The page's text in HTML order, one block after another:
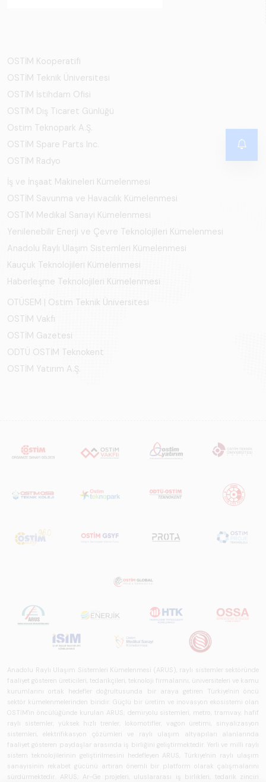
OSTİM Kooperatifi
OSTİM Teknik Üniversitesi
OSTİM İstihdam Ofisi
OSTİM Dış Ticaret Günlüğü
Ostim Teknopark A.Ş.
OSTİM Spare Parts Inc.
OSTİM Radyo
İş ve İnşaat Makineleri Kümelenmesi
OSTİM Savunma ve Havacılık Kümelenmesi
OSTİM Medikal Sanayi Kümelenmesi
Yenilenebilir Enerji ve Çevre Teknolojileri Kümelenmesi
Anadolu Raylı Ulaşım Sistemleri Kümelenmesi
Kauçuk Teknolojileri Kümelenmesi
Haberleşme Teknolojileri Kümelenmesi
OTÜSEM | Ostim Teknik Üniversitesi
OSTİM Vakfı
OSTİM Gazetesi
ODTÜ OSTİM Teknokent
OSTİM Yatırım A.Ş.
Anadolu Raylı Ulaşım Sistemleri Kümelenmesi (ARUS), raylı sistemler sektöründe
faaliyet gösteren üreticileri, tedarikçileri, teknoloji firmalarını, üniversiteleri ve kamu
kurumlarını ortak hedefler doğrultusunda bir araya getiren Türkiye'nin öncü
sektör kümelenmelerinden biridir. Güçlü bir üretim ve inovasyon ekosistemi olan
OSTİM'in öncülüğünde kurulan ARUS; demiryolu sistemleri, metro, tramvay, hafif
raylı sistemler, yüksek hızlı trenler, lokomotifler, vagon üretimi, sinyalizasyon
sistemleri, elektrifikasyon çözümleri ve raylı ulaşım altyapıları alanlarında
faaliyet gösteren paydaşlar arasında iş birliğini geliştirmektedir. Yerli ve milli raylı
sistem teknolojilerinin geliştirilmesini hedefleyen ARUS, Türkiye'nin raylı ulaşım
sanayisinin rekabet gücünü artıran önemli bir platform olarak çalışmalarını
sürdürmektedir. ARUS; Ar-Ge projeleri, uluslararası iş birlikleri, tedarik zinciri